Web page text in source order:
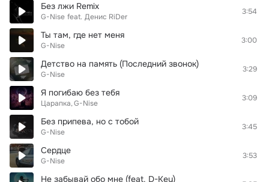
Без лжи Remix
G-Nise feat. Денис RiDer
3:54
Ты там, где нет меня
G-Nise
3:00
Детство на память (Последний звонок)
G-Nise
3:29
Я погибаю без тебя
Царапка G-Nise
3:09
Без припева, но с тобой
G-Nise
3:45
Сердце
G-Nise
3:53
Не забывай обо мне (feat. D-Key)